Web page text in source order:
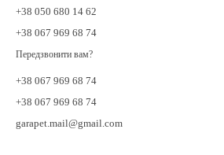
+38 050 680 14 62
+38 067 969 68 74
Передзвонити вам?
+38 067 969 68 74
+38 067 969 68 74
garapet.mail@gmail.com